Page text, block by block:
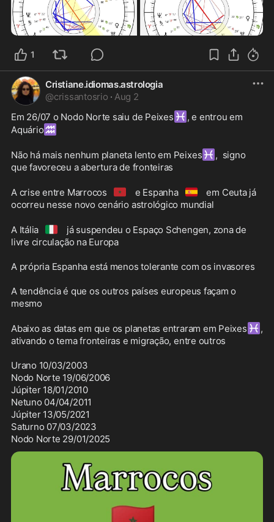
1
Cristiane.idiomas.astrologia
@crissantosrio · Aug 2
Em 26/07 o Nodo Norte saiu de Peixes ♓ , e entrou em
Aquário♒
Não há mais nenhum planeta lento em Peixes ♓ ,  signo
que favoreceu a abertura de fronteiras
A crise entre Marrocos 🇲🇦 e Espanha 🇪🇸
em Ceuta já
ocorreu nesse novo cenário astrológico mundial
A Itália 🇮🇹
já suspendeu o Espaço Schengen, zona de
livre circulação na Europa
A própria Espanha está menos tolerante com os invasores
A tendência é que os outros países europeus façam o
mesmo
Abaixo as datas em que os planetas entraram em Peixes ♓ ,
ativando o tema fronteiras e migração, entre outros
Urano 10/03/2003
Nodo Norte 19/06/2006
Júpiter 18/01/2010
Netuno 04/04/2011
Júpiter 13/05/2021
Saturno 07/03/2023
Nodo Norte 29/01/2025